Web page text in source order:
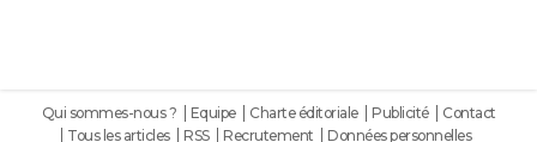
Qui sommes-nous ? Equipe Charte éditoriale Publicité
Contact
Tous les articles
RSS Recrutement Données personnelles